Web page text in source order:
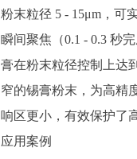
粉末粒径 5 - 15μm，可
瞬间聚焦（0.1 - 0.3 秒
膏在粉末粒径控制上达
窄的锡膏粉末，为高精
响区更小，有效保护了
应用案例